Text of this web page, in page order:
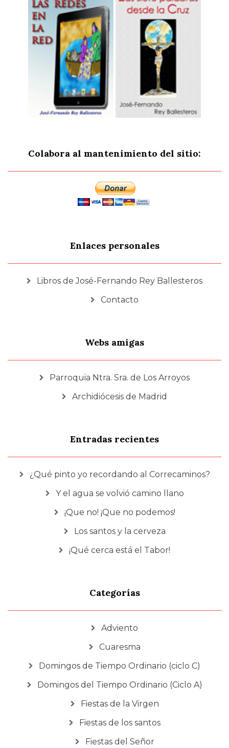
Colabora al mantenimiento del sitio:
Enlaces personales
Libros de José-Fernando Rey Ballesteros
Contacto
Webs amigas
Parroquia Ntra. Sra. de Los Arroyos
Archidiócesis de Madrid
Entradas recientes
¿Qué pinto yo recordando al Correcaminos?
Y el agua se volvió camino llano
¡Que no! ¡Que no podemos!
Los santos y la cerveza
¡Qué cerca está el Tabor!
Categorías
Adviento
Cuaresma
Domingos de Tiempo Ordinario (ciclo C)
Domingos del Tiempo Ordinario (Ciclo A)
Fiestas de la Virgen
Fiestas de los santos
Fiestas del Señor